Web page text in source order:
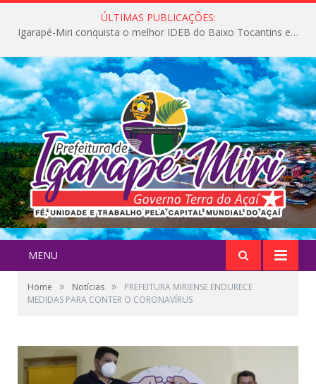
ÚLTIMAS PUBLICAÇÕES:
Igarapé-Miri conquista o melhor IDEB do Baixo Tocantins e avança na qualidade da educação pública
MENU
Home » Notícias »
PREFEITURA MIRIENSE ENDURECE
MEDIDAS PARA CONTER O CORONAVÍRUS